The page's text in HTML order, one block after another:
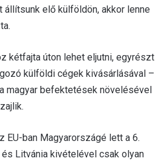
elő külföldön, akkor lenne
kétfajta úton lehet eljutni, egyrészt
külföldi cégek kivásárlásával –
magyar befektetések növelésével
EU-ban Magyarországé lett a 6.
Litvánia kivételével csak olyan